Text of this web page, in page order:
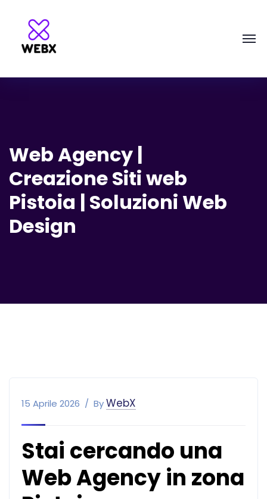
Web Agency |
Creazione Siti web
Pistoia | Soluzioni Web
Design
15 Aprile 2026 ByWebX
Stai cercando una
Web Agency in zona